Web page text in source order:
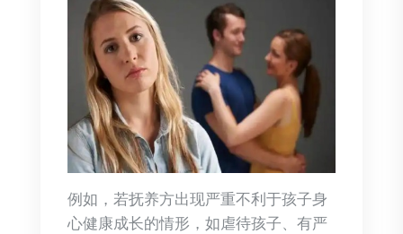
例如，若抚养方出现严重不利于孩子身
心健康成长的情形，如虐待孩子、有严